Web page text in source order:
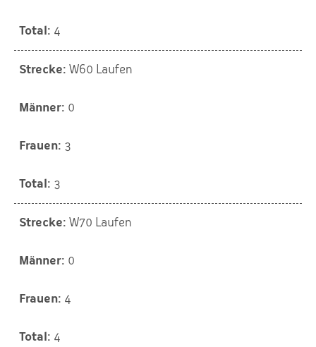
4
W60 Laufen
0
3
3
W70 Laufen
0
4
4